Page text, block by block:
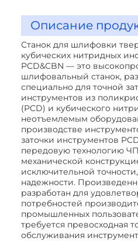
Описание
Станок для шлифовки
кубических нитридных
PCD&CBN — это
шлифовальный станок,
специально для точной
инструментов из
(PCD) и кубического
неотъемлемым
производстве
заточки инструментов
передовую технологию
механической
исключительной
надежности.
разработан для
потребностей
промышленных
требуется превосходная
обслуживания